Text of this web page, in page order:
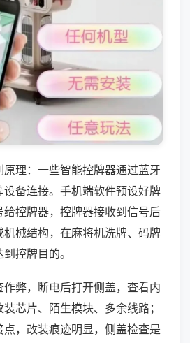
理：一些智能控牌器通过蓝牙
设备连接。手机端软件预设好牌
给控牌器，控牌器接收到信号后
械结构，在麻将机洗牌、码牌
控牌目的。
弊，断电后打开侧盖，查看内
芯片、陌生模块、多余线路；
，改装痕迹明显，侧盖检查是